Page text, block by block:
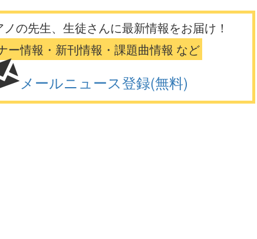
の先生、生徒さんに最新情報をお届け！
ー情報・新刊情報・課題曲情報 など
メールニュース登録(無料)